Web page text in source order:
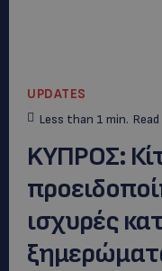
UPDATES
Less than 1 min. Read
KYΠΡΟΣ:
ισχυρές